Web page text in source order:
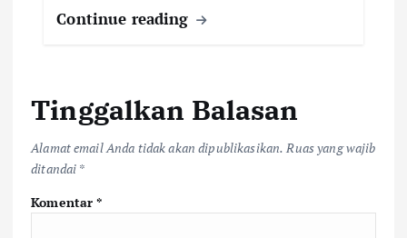
Continue reading
Tinggalkan Balasan
Alamat email Anda tidak akan dipublikasikan. Ruas yang wajib
ditandai *
Komentar*